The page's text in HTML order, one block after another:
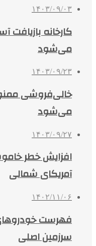
۱۴۰۳/۰۹/۰۳
کارخانه بازیافت
می‌شود
۱۴۰۳/۰۹/۲۳
خالی‌فروشی
می‌شود
۱۴۰۳/۰۹/۲۷
افزایش خطر
آمریکای شمالی
۱۴۰۲/۱۱/۰۶
فهرست خودروهای
سرزمین اصلی